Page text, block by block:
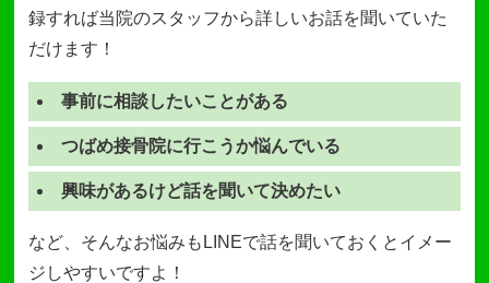
録すれば当院のスタッフから詳しいお話を聞いていた
だけます！
事前に相談したいことがある
つばめ接骨院に行こうか悩んでいる
興味があるけど話を聞いて決めたい
など、そんなお悩みもLINEで話を聞いておくとイメー
ジしやすいですよ！